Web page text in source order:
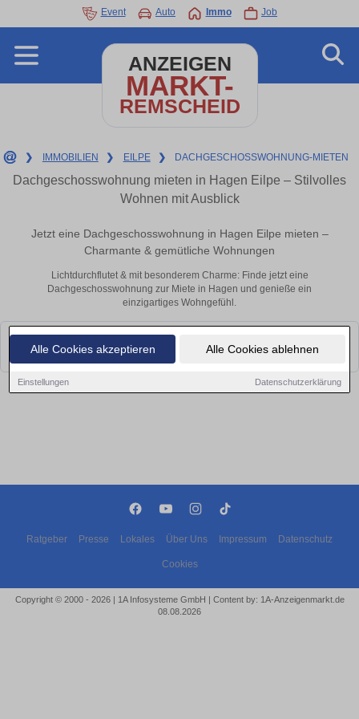
Alle Cookies akzeptieren Alle Cookies ablehnen
Einstellungen Datenschutzerklärung
Event Auto Immo Job
ANZEIGEN
MARKT-
REMSCHEID
❯ IMMOBILIEN ❯ EILPE ❯ DACHGESCHOSSWOHNUNG-MIETEN
Dachgeschosswohnung mieten in Hagen Eilpe – Stilvolles
Wohnen mit Ausblick
Jetzt eine Dachgeschosswohnung in Hagen Eilpe mieten –
Charmante & gemütliche Wohnungen
Lichtdurchflutet & mit besonderem Charme: Finde jetzt eine
Dachgeschosswohnung zur Miete in Hagen und genieße ein
einzigartiges Wohngefühl.
Leider konnten wir derzeit keine passenden Objekte finden. Schauen Sie
bald wieder vorbei!
Ratgeber Presse Lokales Über Uns Impressum Datenschutz
Cookies
Copyright © 2000 - 2026 | 1A Infosysteme GmbH | Content by: 1A-Anzeigenmarkt.de
08.08.2026